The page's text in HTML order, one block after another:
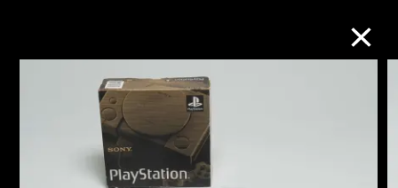
M+藏品
进一步筛选